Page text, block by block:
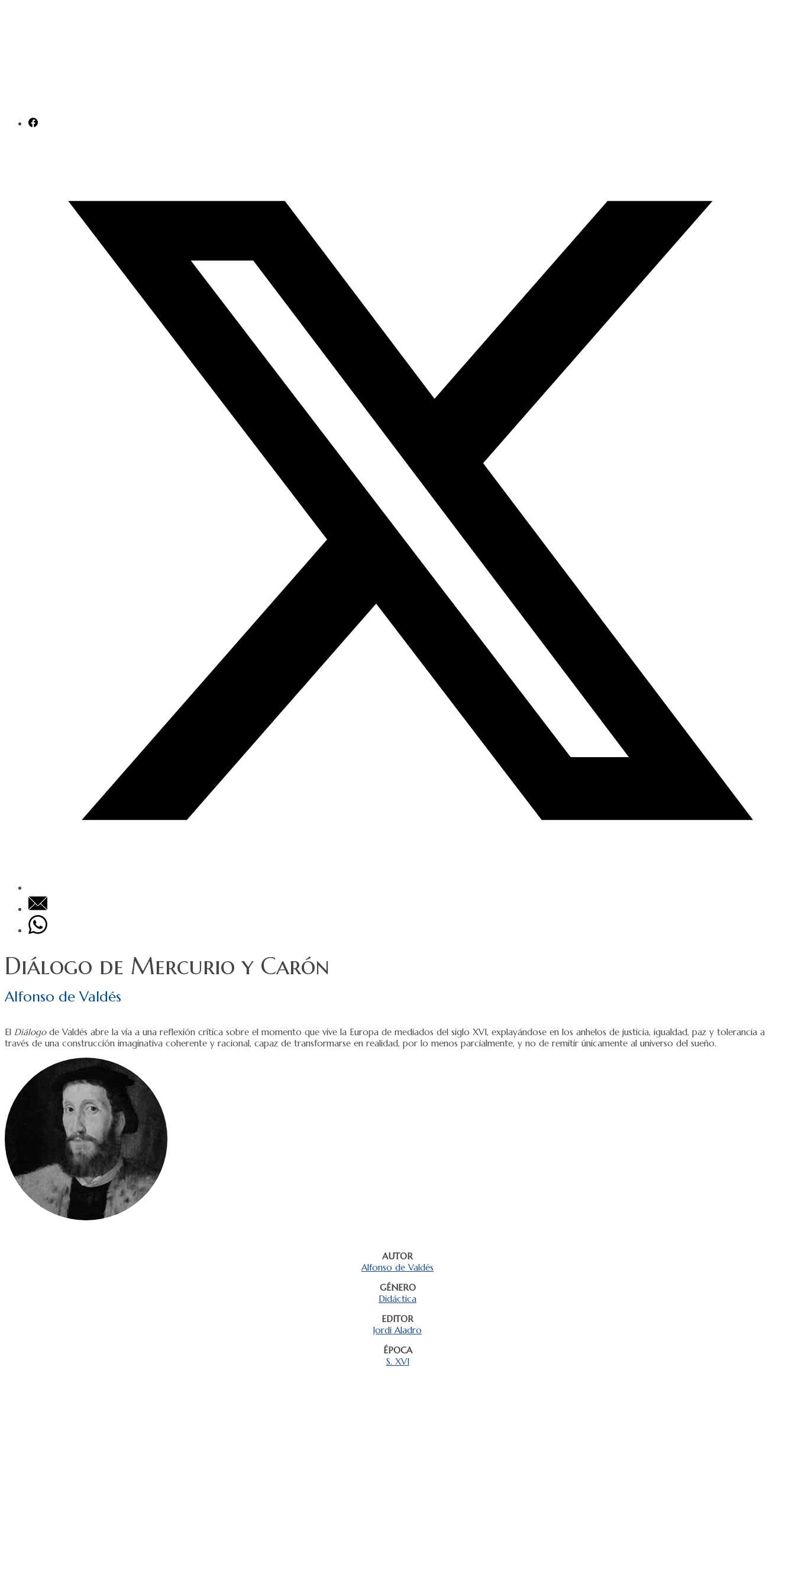
Diálogo de Mercurio y Carón
Alfonso de Valdés
El Diálogode Valdés abre la vía a una reflexión crítica sobre el momento que vive la Europa de mediados del siglo XVI, explayándose en los anhelos de justicia, igualdad, paz y tolerancia a
través de una construcción imaginativa coherente y racional, capaz de transformarse en realidad, por lo menos parcialmente, y no de remitir únicamente al universo del sueño.
AUTOR
Alfonso de Valdés
GÉNERO
Didáctica
EDITOR
Jordi Aladro
ÉPOCA
S. XVI